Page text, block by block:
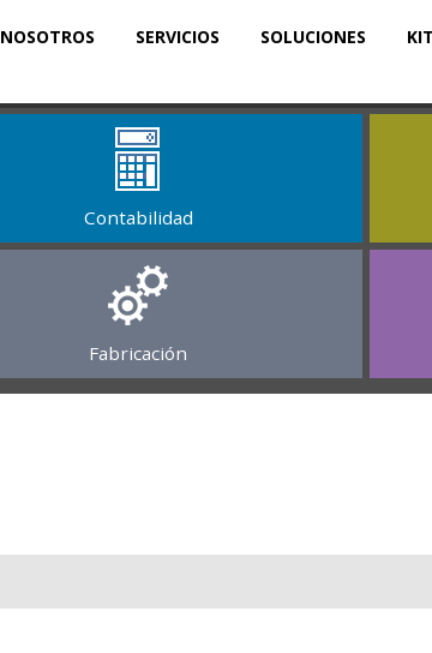
NOSOTROS SERVICIOS SOLUCIONES
Contabilidad
Fabricación